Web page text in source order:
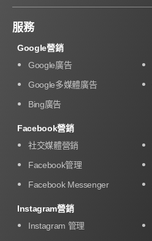
服務
Google營銷
Google廣告
Google多媒體廣告
Bing廣告
Facebook營銷
社交媒體營銷
Facebook管理
Facebook Messenger
Instagram營銷
Instagram 管理